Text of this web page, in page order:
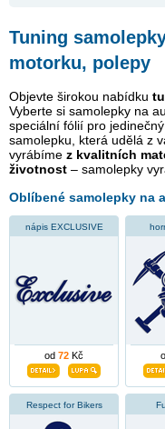
Tuning
motorku, polepy
Objevte širokou nabídku
Vyberte si samolepky na
speciální fólií pro
samolepku, která udělá z
vyrábíme z kvalitních
životnost – samolepky
Oblíbené samolepky na
nápis EXCLUSIVE
od 72 Kč
Respect for Bikers